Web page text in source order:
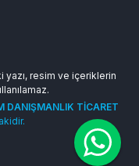
yazı, resim ve içeriklerin
DANIŞMANLIK TİCARET